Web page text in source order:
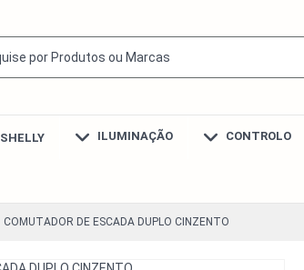
SHELLY ILUMINAÇÃO CONTROLO
COMUTADOR DE ESCADA DUPLO CINZENTO